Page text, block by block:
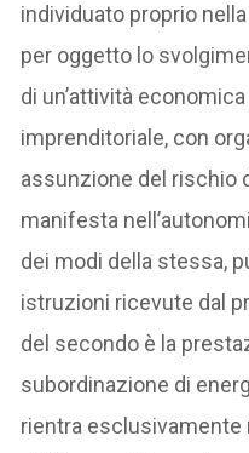
individuato proprio
per oggetto lo
di un’attività
imprenditoriale, con
assunzione del rischio
manifesta
dei modi della stessa,
istruzioni ricevute dal
del secondo è la
subordinazione di
rientra esclusivamente